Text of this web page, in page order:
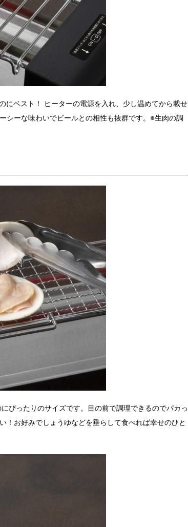
ベスト！ ヒーターの電源を入れ、少し温めてから載せ
シーな味わいでビールとの相性も抜群です。※生肉の調
ぴったりのサイズです。目の前で調理できるのでパカっ
！お好みでしょうゆなどを垂らして食べれば幸せのひと